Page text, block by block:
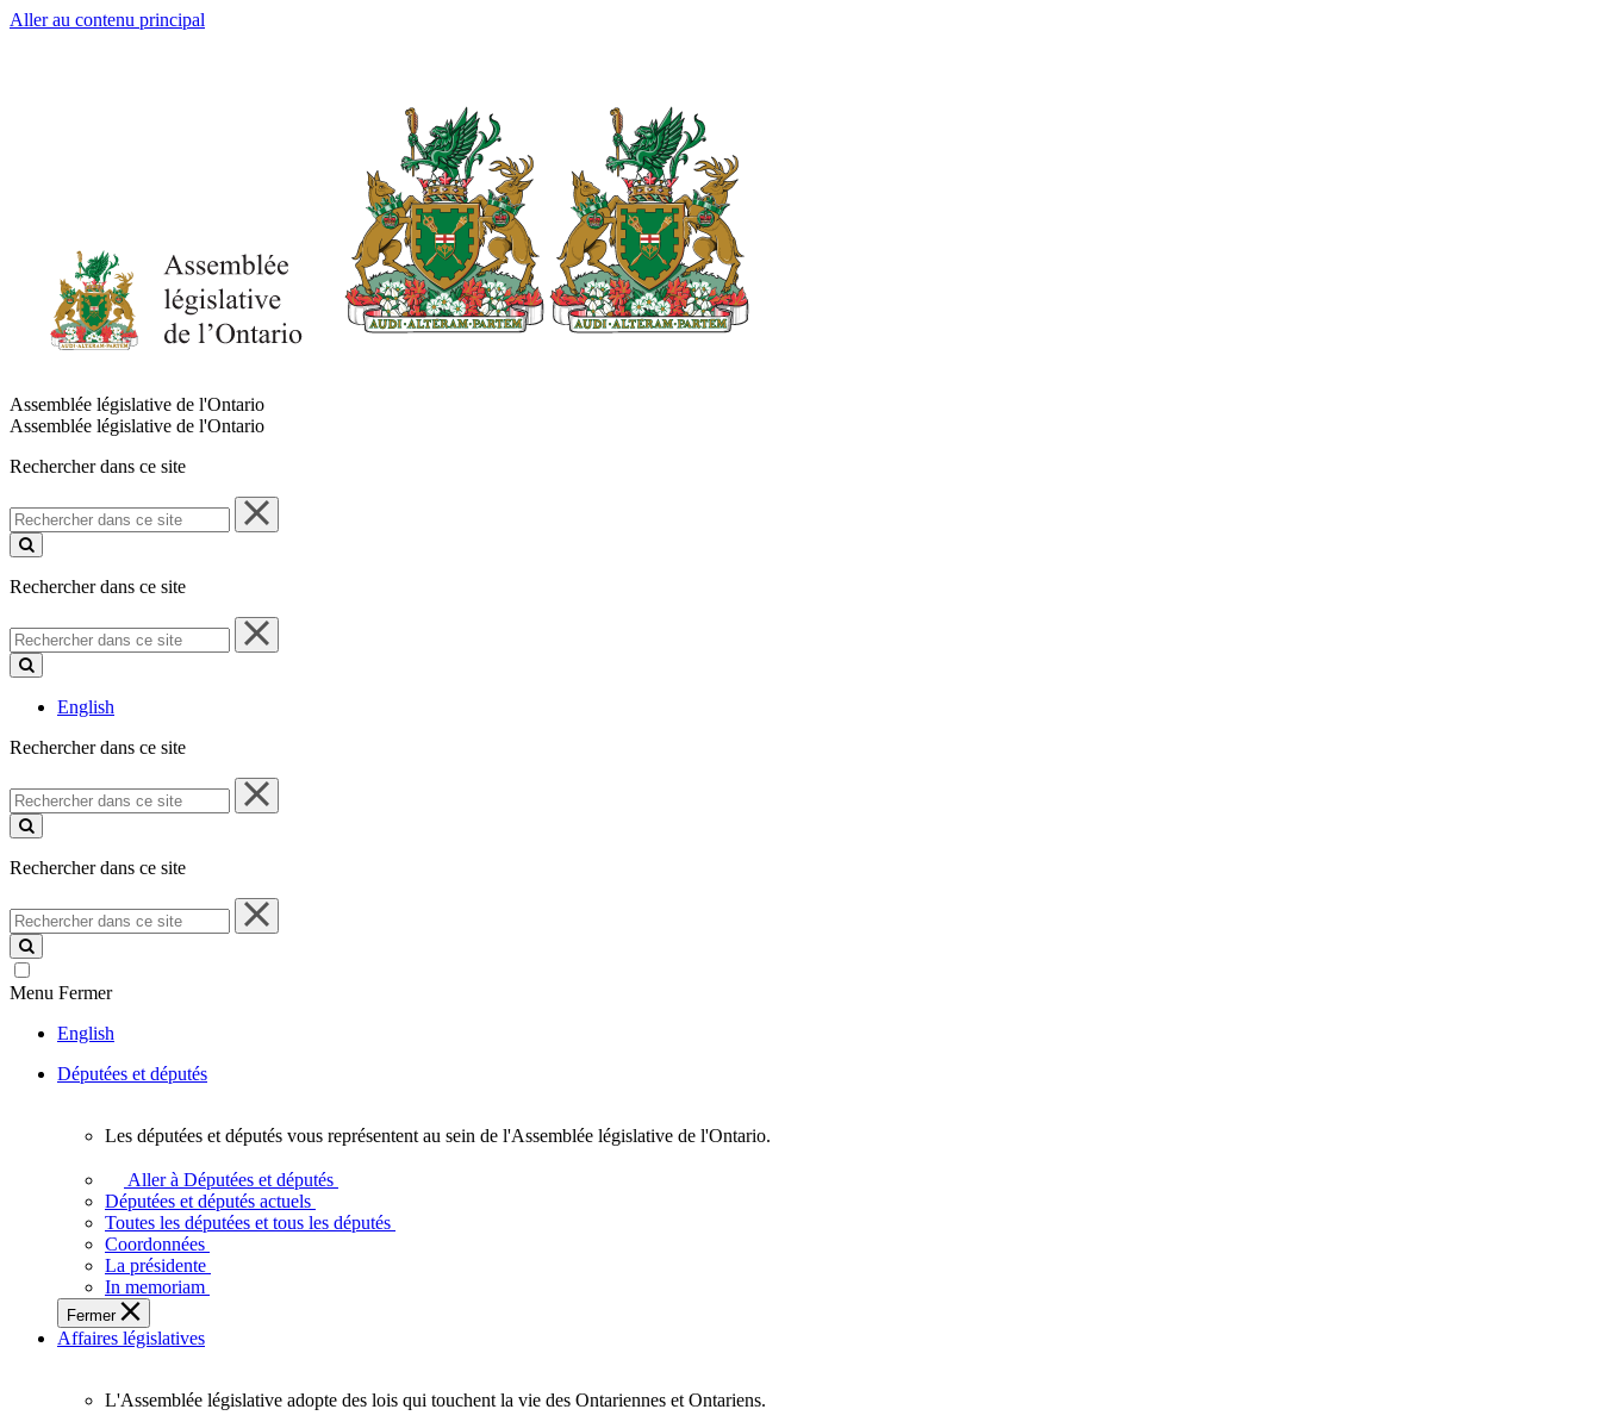
Aller au contenu principal
Assemblée législative de l'Ontario
Assemblée législative de l'Ontario
Rechercher dans ce site
Rechercher
dans
ce
Rechercher dans ce site
Rechercher
dans
ce
English
Rechercher dans ce site
Rechercher
dans
ce
Rechercher dans ce site
Rechercher
dans
ce
site
Menu Fermer
English
Députées et députés
députées
députés
vous
représentent
sein
de
l'Assemblée
l'Ontario.
Les députées et députés vous représentent au sein de l'Assemblée législative de l'Ontario.
Aller à Députées et députés
Députées et députés actuels
Toutes les députées et tous les députés
Coordonnées
La présidente
In memoriam
Fermer
Affaires législatives
L'Assemblée législative adopte des lois qui touchent la vie des Ontariennes et Ontariens.